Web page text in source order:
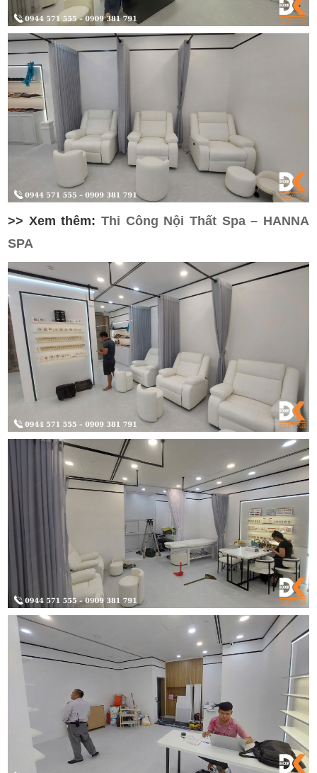
>> Xem thêm:Thi Công Nội Thất Spa – HANNA
SPA